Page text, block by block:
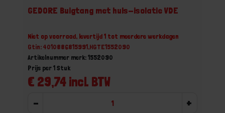
GEDORE Buigtang met huls-isolatie VDE
Niet op voorraad, levertijd 1 tot meerdere werkdagen
Gtin: 4010886815991,HGTE1552090
Artikelnummer merk: 1552090
€ 29,74 incl. BTW
Prijs per 1 Stuk
- +